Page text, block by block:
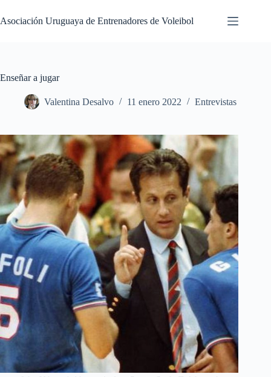
al
contenido
Asociación Uruguaya de Entrenadores de Voleibol
Enseñar a jugar
Valentina Desalvo 11 enero 2022 Entrevistas